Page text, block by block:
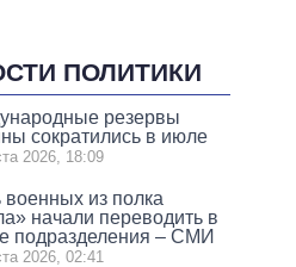
ПОЛИТИКИ
резервы
сократились в июле
2026, 18:09
военных из полка
начали переводить в
подразделения – СМИ
2026, 02:41